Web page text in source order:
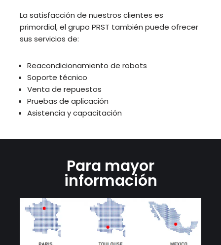
La satisfacción de nuestros clientes es
primordial, el grupo PRST también puede ofrecer
sus servicios de:
Reacondicionamiento de robots
Soporte técnico
Venta de repuestos
Pruebas de aplicación
Asistencia y capacitación
Para mayor
información